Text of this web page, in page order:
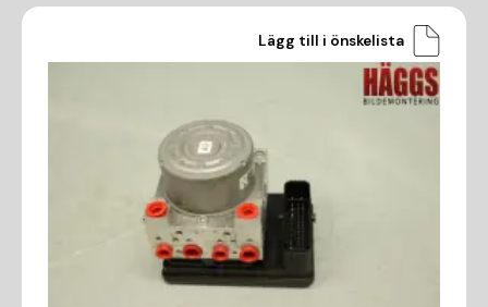
Lägg till i önskelista